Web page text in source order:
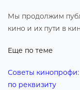
Мы продолжим
кино и их пути в
Еще по теме
Советы кинопрофи:
по реквизиту